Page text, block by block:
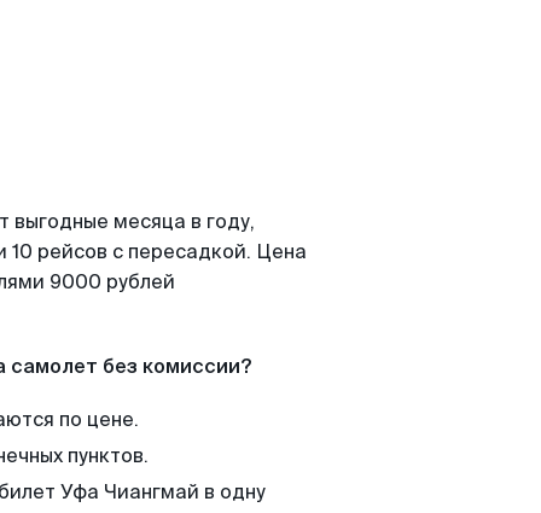
выгодные месяца в году,
рейсов с пересадкой. Цена
9000 рублей
самолет без комиссии?
по цене.
пунктов.
Уфа Чиангмай в одну